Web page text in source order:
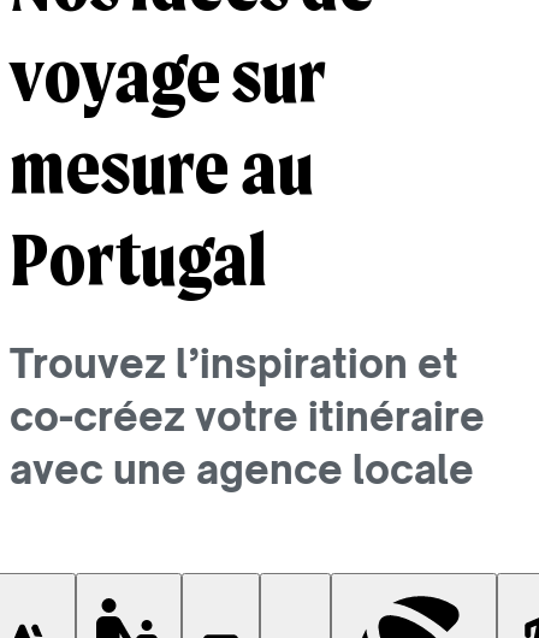
voyage sur
mesure au
Portugal
Trouvez l’inspiration et
co-créez votre itinéraire
avec une agence locale